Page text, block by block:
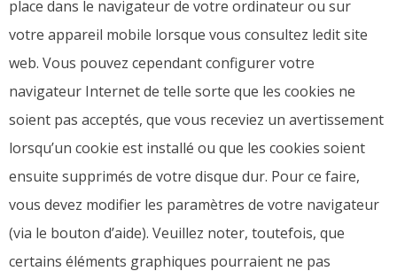
place dans le navigateur de votre ordinateur ou sur
votre appareil mobile lorsque vous consultez ledit site
web. Vous pouvez cependant configurer votre
navigateur Internet de telle sorte que les cookies ne
soient pas acceptés, que vous receviez un avertissement
lorsqu’un cookie est installé ou que les cookies soient
ensuite supprimés de votre disque dur. Pour ce faire,
vous devez modifier les paramètres de votre navigateur
(via le bouton d’aide). Veuillez noter, toutefois, que
certains éléments graphiques pourraient ne pas